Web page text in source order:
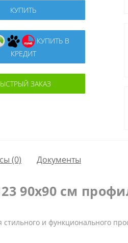
КУПИТЬ
КУПИТЬ В
КРЕДИТ
ЗАКАЗ
(0) Документы
90х90 см
и функционального